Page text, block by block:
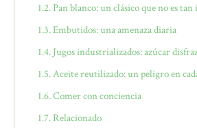
Pan blanco: un clásico que no es
Embutidos: una amenaza diaria
Jugos industrializados: azúcar
Aceite reutilizado: un peligro en
Comer con conciencia
Relacionado